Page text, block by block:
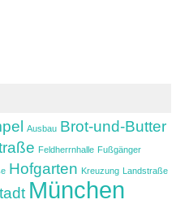
Ausbau Brot-und-Butter
Feldherrnhalle Fußgänger
Hofgarten Kreuzung Landstraße
München